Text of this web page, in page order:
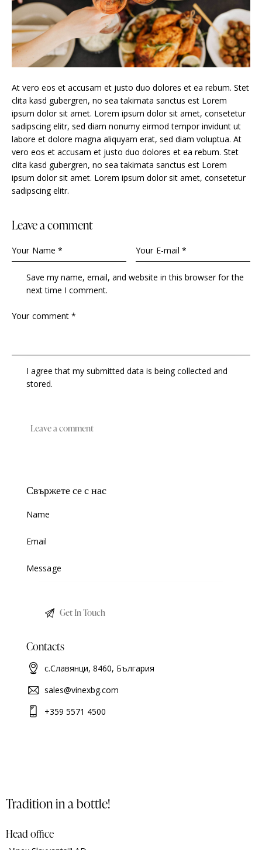
At vero eos et accusam et justo duo dolores et ea rebum. Stet
clita kasd gubergren, no sea takimata sanctus est Lorem
ipsum dolor sit amet. Lorem ipsum dolor sit amet, consetetur
sadipscing elitr, sed diam nonumy eirmod tempor invidunt ut
labore et dolore magna aliquyam erat, sed diam voluptua. At
vero eos et accusam et justo duo dolores et ea rebum. Stet
clita kasd gubergren, no sea takimata sanctus est Lorem
ipsum dolor sit amet. Lorem ipsum dolor sit amet, consetetur
sadipscing elitr.
Leave a comment
Save my name, email, and website in this browser for the
next time I comment.
I agree that my submitted data is being collected and
stored.
Свържете се с нас
Contacts
с.Славянци, 8460, България
sales@vinexbg.com
+359 5571 4500
Tradition in a bottle!
Head office